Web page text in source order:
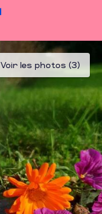
Voir les photos (3)